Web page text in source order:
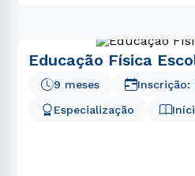
Educação Física
Especialização
9 meses Inscrição: